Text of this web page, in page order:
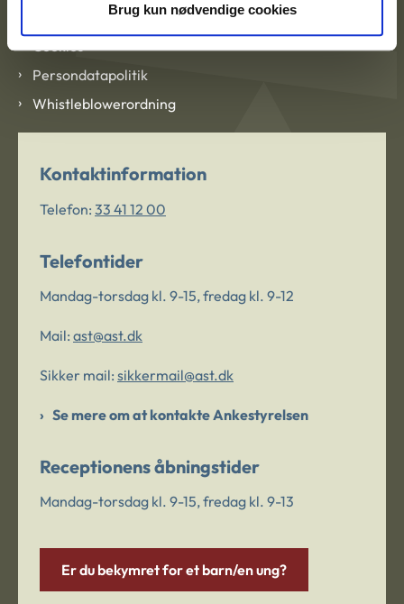
Brug kun nødvendige cookies
Tilgængelighedserklæring
Cookies
Persondatapolitik
Whistleblowerordning
Kontaktinformation
Telefon: 33 41 12 00
Telefontider
Mandag-torsdag kl. 9-15, fredag kl. 9-12
Mail: ast@ast.dk
Sikker mail: sikkermail@ast.dk
Se mere om at kontakte Ankestyrelsen
Receptionens åbningstider
Mandag-torsdag kl. 9-15, fredag kl. 9-13
Er du bekymret for et barn/en ung?